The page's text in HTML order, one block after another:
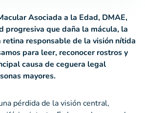
Asociada a la Edad, DMAE,
progresiva que daña la mácula, la
responsable de la visión nítida
para leer, reconocer rostros y
causa de ceguera legal
mayores.
pérdida de la visión central,